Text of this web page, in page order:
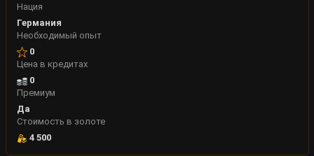
Нация
Германия
Необходимый опыт
0
Цена в кредитах
0
Премиум
Да
Стоимость в золоте
4 500